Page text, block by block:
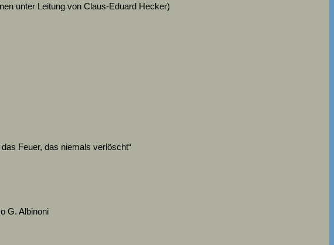
unter Leitung von Claus-Eduard Hecker)
Feuer, das niemals verlöscht“
G. Albinoni